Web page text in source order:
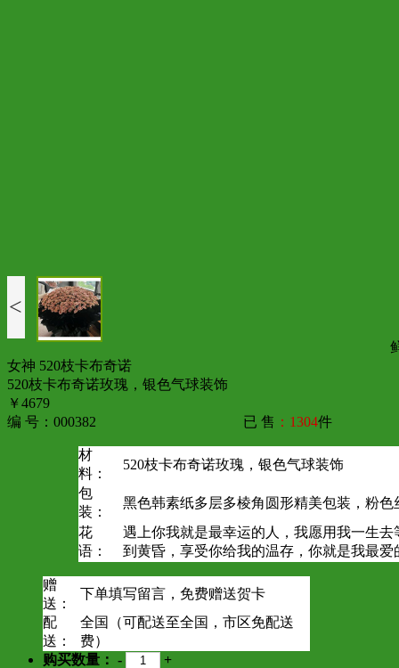
<
女神 520枝卡布奇诺
520枝卡布奇诺玫瑰，银色气球装饰
￥4679
编 号：000382
已 售 ：1304件
材
料：
520枝卡布奇诺玫瑰，银色气球装饰
包
装：
黑色韩素纸多层多棱角圆形精美包装，粉色
花
语：
遇上你我就是最幸运的人，我愿用我一生去
到黄昏，享受你给我的温存，你就是我最爱
赠
送：
下单填写留言，免费赠送贺卡
配
送：
全国（可配送至全国，市区免配送
费）
购买数量： - +